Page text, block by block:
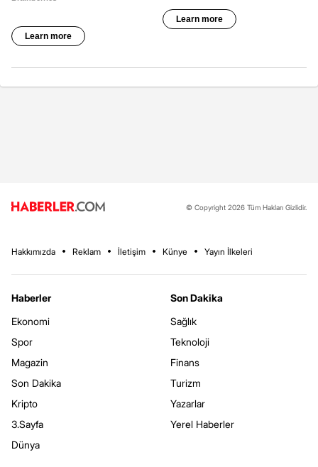
© Copyright 2026 Tüm Hakları Gizlidir.
Hakkımızda Reklam İletişim Künye Yayın İlkeleri
Haberler
Ekonomi
Spor
Magazin
Son Dakika
Kripto
3.Sayfa
Dünya
Son Dakika
Sağlık
Teknoloji
Finans
Turizm
Yazarlar
Yerel Haberler